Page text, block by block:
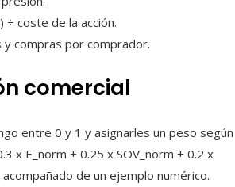
÷ coste de la acción.
compras por comprador.
comercial
entre 0 y 1 y asignarles un peso según
x E_norm + 0.25 x SOV_norm + 0.2 x
de un ejemplo numérico.